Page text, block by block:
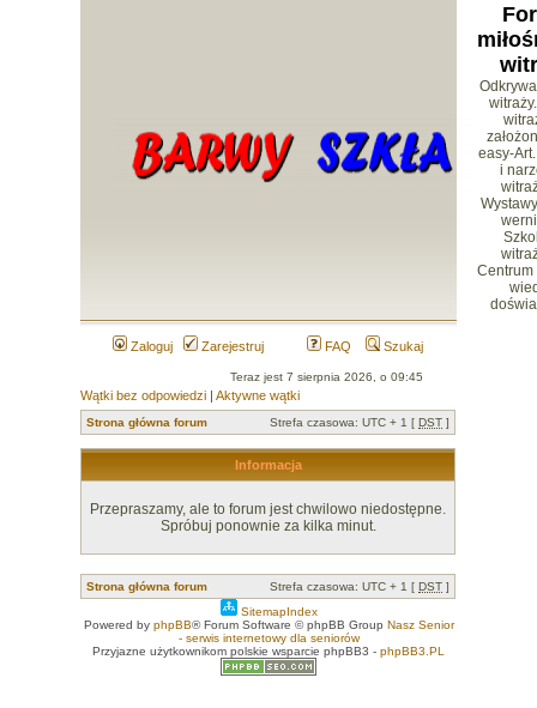
easy-
i
Zaloguj Zarejestruj FAQ Szukaj
Teraz jest 7 sierpnia 2026, o 09:45
Wątki bez odpowiedzi |Aktywne wątki
Strona główna forum Strefa czasowa: UTC + 1 [DST ]
Informacja
Przepraszamy, ale to forum jest chwilowo niedostępne.
Spróbuj ponownie za kilka minut.
Strona główna forum Strefa czasowa: UTC + 1 [DST ]
SitemapIndex
Powered by phpBB® Forum Software © phpBB Group Nasz Senior
- serwis internetowy dla seniorów
Przyjazne użytkownikom polskie wsparcie phpBB3 - phpBB3.PL